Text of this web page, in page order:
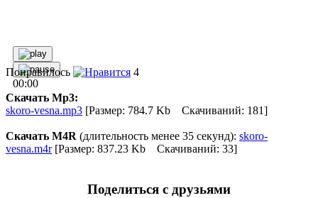
00:00
Понравилось 4
Скачать Mp3:
skoro-vesna.mp3 [Размер: 784.7 Kb Скачиваний: 181]
Скачать M4R (длительность менее 35 секунд): skoro-
vesna.m4r[Размер: 837.23 Kb Скачиваний: 33]
Поделиться с друзьями